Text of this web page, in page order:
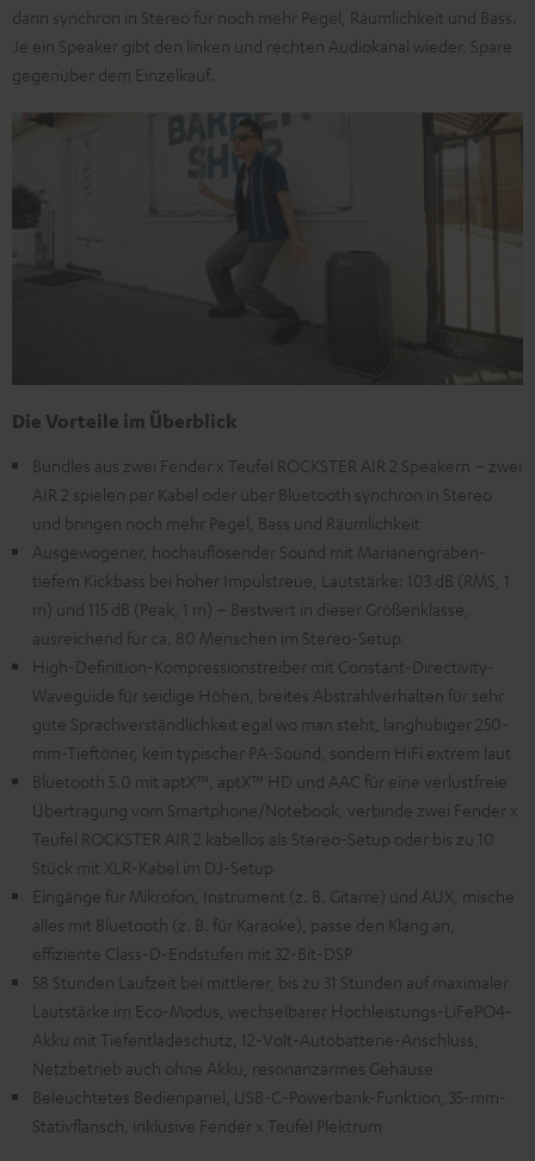
dann synchron in Stereo für noch mehr Pegel, Räumlichkeit und Bass.
Je ein Speaker gibt den linken und rechten Audiokanal wieder. Spare
gegenüber dem Einzelkauf.
Die Vorteile im Überblick
Bundles aus zwei Fender x Teufel ROCKSTER AIR 2 Speakern – zwei
AIR 2 spielen per Kabel oder über Bluetooth synchron in Stereo
und bringen noch mehr Pegel, Bass und Räumlichkeit
Ausgewogener, hochauflösender Sound mit Marianengraben-
tiefem Kickbass bei hoher Impulstreue, Lautstärke: 103 dB (RMS, 1
m) und 115 dB (Peak, 1 m) – Bestwert in dieser Größenklasse,
ausreichend für ca. 80 Menschen im Stereo-Setup
High-Definition-Kompressionstreiber mit Constant-Directivity-
Waveguide für seidige Höhen, breites Abstrahlverhalten für sehr
gute Sprachverständlichkeit egal wo man steht, langhubiger 250-
mm-Tieftöner, kein typischer PA-Sound, sondern HiFi extrem laut
Bluetooth 5.0 mit aptX™, aptX™ HD und AAC für eine verlustfreie
Übertragung vom Smartphone/Notebook, verbinde zwei Fender x
Teufel ROCKSTER AIR 2 kabellos als Stereo-Setup oder bis zu 10
Stück mit XLR-Kabel im DJ-Setup
Eingänge für Mikrofon, Instrument (z. B. Gitarre) und AUX, mische
alles mit Bluetooth (z. B. für Karaoke), passe den Klang an,
effiziente Class-D-Endstufen mit 32-Bit-DSP
58 Stunden Laufzeit bei mittlerer, bis zu 31 Stunden auf maximaler
Lautstärke im Eco-Modus, wechselbarer Hochleistungs-LiFePO4-
Akku mit Tiefentladeschutz, 12-Volt-Autobatterie-Anschluss,
Netzbetrieb auch ohne Akku, resonanzarmes Gehäuse
Beleuchtetes Bedienpanel, USB-C-Powerbank-Funktion, 35-mm-
Stativflansch, inklusive Fender x Teufel Plektrum